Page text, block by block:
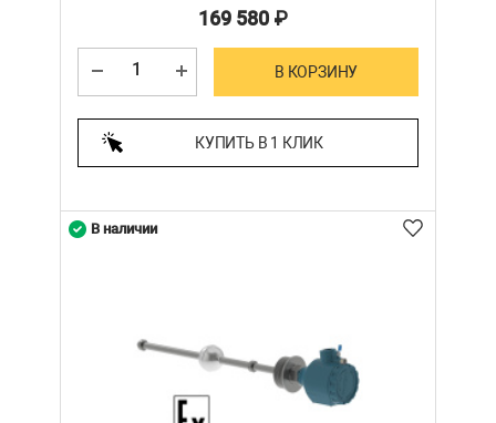
169 580₽
В КОРЗИНУ
КУПИТЬ В 1 КЛИК
В наличии